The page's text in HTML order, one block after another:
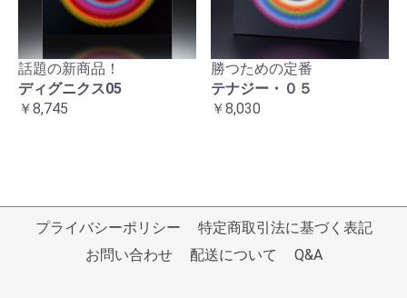
話題の新商品！
ディグニクス05
￥8,745
勝つための定番
テナジー・０５
￥8,030
プライバシーポリシー
特定商取引法に基づく表記
お問い合わせ
配送について Q&A